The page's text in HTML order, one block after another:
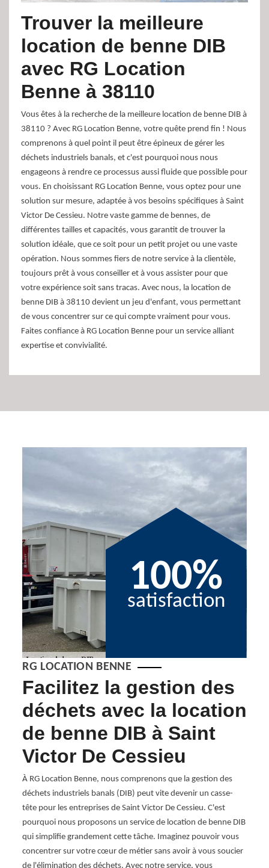
Trouver la meilleure
location de benne DIB
avec RG Location
Benne à 38110
Vous êtes à la recherche de la meilleure location de benne DIB à
38110 ? Avec RG Location Benne, votre quête prend fin ! Nous
comprenons à quel point il peut être épineux de gérer les
déchets industriels banals, et c'est pourquoi nous nous
engageons à rendre ce processus aussi fluide que possible pour
vous. En choisissant RG Location Benne, vous optez pour une
solution sur mesure, adaptée à vos besoins spécifiques à Saint
Victor De Cessieu. Notre vaste gamme de bennes, de
différentes tailles et capacités, vous garantit de trouver la
solution idéale, que ce soit pour un petit projet ou une vaste
opération. Nous sommes fiers de notre service à la clientèle,
toujours prêt à vous conseiller et à vous assister pour que
votre expérience soit sans tracas. Avec nous, la location de
benne DIB à 38110 devient un jeu d'enfant, vous permettant
de vous concentrer sur ce qui compte vraiment pour vous.
Faites confiance à RG Location Benne pour un service alliant
expertise et convivialité.
100%
satisfaction
RG LOCATION BENNE
Facilitez la gestion des
déchets avec la location
de benne DIB à Saint
Victor De Cessieu
À RG Location Benne, nous comprenons que la gestion des
déchets industriels banals (DIB) peut vite devenir un casse-
tête pour les entreprises de Saint Victor De Cessieu. C'est
pourquoi nous proposons un service de location de benne DIB
qui simplifie grandement cette tâche. Imaginez pouvoir vous
concentrer sur votre cœur de métier sans avoir à vous soucier
de l'élimination des déchets. Avec notre service, vous